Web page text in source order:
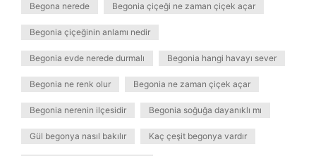
Begona nerede Begonia çiçeği ne zaman çiçek açar
Begonia çiçeğinin anlamı nedir
Begonia evde nerede durmalı Begonia hangi havayı sever
Begonia ne renk olur Begonia ne zaman çiçek açar
Begonia nerenin ilçesidir Begonia soğuğa dayanıklı mı
Gül begonya nasıl bakılır Kaç çeşit begonya vardır